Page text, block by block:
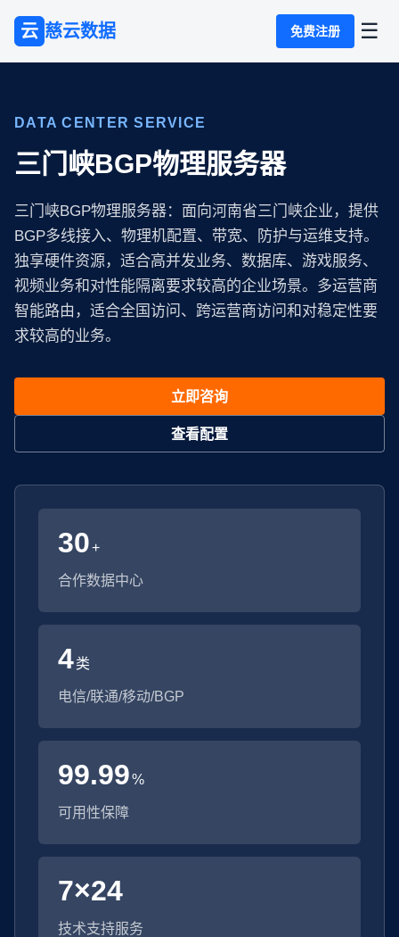
云 慈云数据 免费注册 ☰
DATA CENTER SERVICE
三门峡BGP物理服务器
三门峡BGP物理服务器：面向河南省三门峡企业，提供
BGP多线接入、物理机配置、带宽、防护与运维支持。
独享硬件资源，适合高并发业务、数据库、游戏服务、
视频业务和对性能隔离要求较高的企业场景。多运营商
智能路由，适合全国访问、跨运营商访问和对稳定性要
求较高的业务。
立即咨询
查看配置
30+
合作数据中心
4类
电信/联通/移动/BGP
99.99%
可用性保障
7×24
技术支持服务